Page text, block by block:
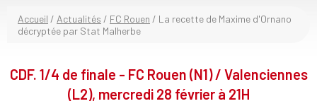
Accueil / Actualités / FC Rouen / La recette de Maxime d'Ornano
décryptée par Stat Malherbe
CDF. 1/4 de finale - FC Rouen (N1) / Valenciennes
(L2), mercredi 28 février à 21H